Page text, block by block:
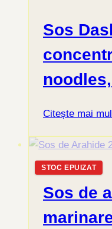
Sos
Citește mai
STOC EPUIZAT
Sos de